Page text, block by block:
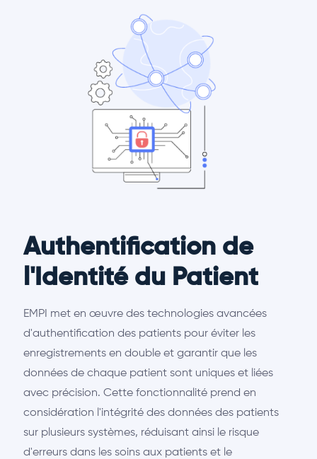
Authentification de
l'Identité du Patient
EMPI met en œuvre des technologies avancées
d'authentification des patients pour éviter les
enregistrements en double et garantir que les
données de chaque patient sont uniques et liées
avec précision. Cette fonctionnalité prend en
considération l'intégrité des données des patients
sur plusieurs systèmes, réduisant ainsi le risque
d'erreurs dans les soins aux patients et le